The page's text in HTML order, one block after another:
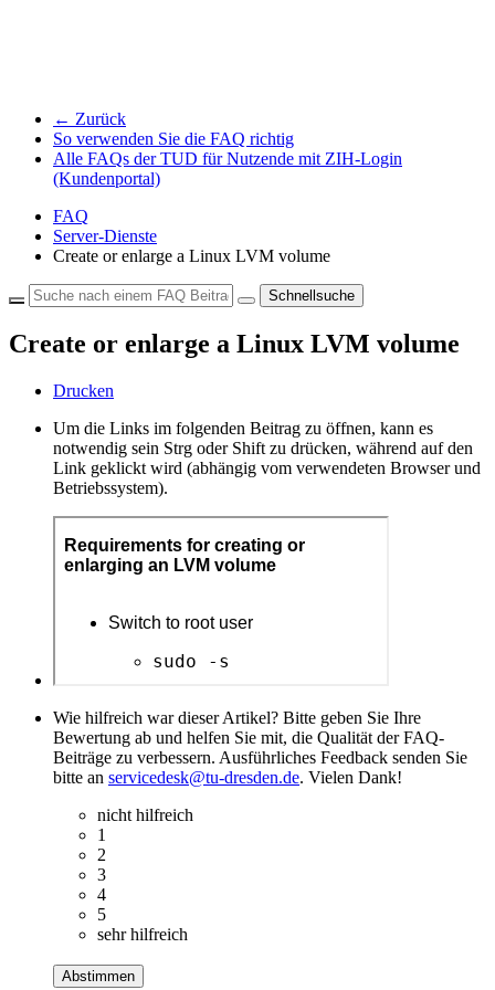
← Zurück
So verwenden Sie die FAQ richtig
Alle FAQs der TUD für Nutzende mit ZIH-Login
(Kundenportal)
FAQ
Server-Dienste
Create or enlarge a Linux LVM volume
Schnellsuche
Create or enlarge a Linux LVM volume
Drucken
Um die Links im folgenden Beitrag zu öffnen, kann es
notwendig sein Strg oder Shift zu drücken, während auf den
Link geklickt wird (abhängig vom verwendeten Browser und
Betriebssystem).
Wie hilfreich war dieser Artikel? Bitte geben Sie Ihre
Bewertung ab und helfen Sie mit, die Qualität der FAQ-
Beiträge zu verbessern. Ausführliches Feedback senden Sie
bitte an servicedesk@tu-dresden.de. Vielen Dank!
nicht hilfreich
1
2
3
4
5
sehr hilfreich
Abstimmen